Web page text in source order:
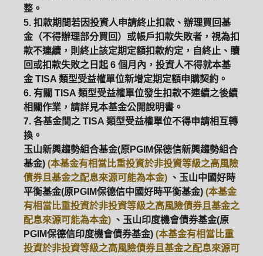
整。
5. 扣款期間若因投資人申請終止扣款、辦理買回基
金（不得辦理部分買回）或帳戶扣款失敗者，視為扣
款不連續，則終止該定期定額扣款約定，自終止、贖
回或扣款失敗之日起 6 個月內，投資人不得就本基
金 TISA 類型受益權單位新增定期定額申購契約。
6. 有關 TISA 類型受益權單位發生扣款不連續之後續
相關作業，請詳見本基金公開說明書。
7. 各基金間之 TISA 類型受益權單位不得申請相互轉
換。
玉山新興趨勢組合基金(原PGIM保德信新興趨勢組合
基金) (本基金有相當比重投資於非投資等級之高風險
債券且基金之配息來源可能為本金) 、玉山中國好時
平衡基金(原PGIM保德信中國好時平衡基金) (本基金
有相當比重投資於非投資等級之高風險債券且基金之
配息來源可能為本金) 、玉山印度機會債券基金(原
PGIM保德信印度機會債券基金) (本基金有相當比重
投資於非投資等級之高風險債券且基金之配息來源可